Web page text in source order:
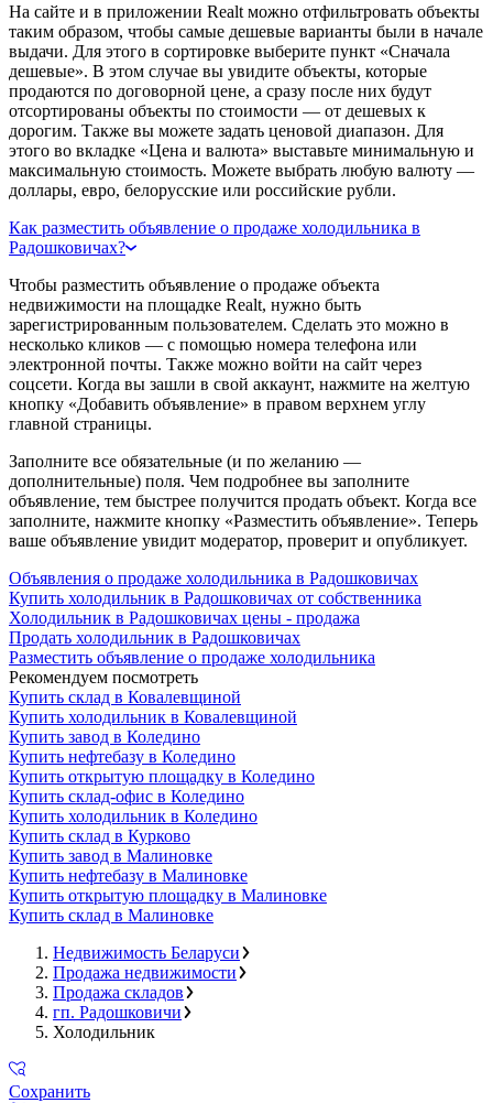
На сайте и в приложении Realt можно отфильтровать объекты
таким образом, чтобы самые дешевые варианты были в начале
выдачи. Для этого в сортировке выберите пункт «Сначала
дешевые». В этом случае вы увидите объекты, которые
продаются по договорной цене, а сразу после них будут
отсортированы объекты по стоимости — от дешевых к
дорогим. Также вы можете задать ценовой диапазон. Для
этого во вкладке «Цена и валюта» выставьте минимальную и
максимальную стоимость. Можете выбрать любую валюту —
доллары, евро, белорусские или российские рубли.
Как разместить объявление о продаже холодильника в
Радошковичах?
Чтобы разместить объявление о продаже объекта
недвижимости на площадке Realt, нужно быть
зарегистрированным пользователем. Сделать это можно в
несколько кликов — с помощью номера телефона или
электронной почты. Также можно войти на сайт через
соцсети. Когда вы зашли в свой аккаунт, нажмите на желтую
кнопку «Добавить объявление» в правом верхнем углу
главной страницы.
Заполните все обязательные (и по желанию —
дополнительные) поля. Чем подробнее вы заполните
объявление, тем быстрее получится продать объект. Когда все
заполните, нажмите кнопку «Разместить объявление». Теперь
ваше объявление увидит модератор, проверит и опубликует.
Объявления о продаже холодильника в Радошковичах
Купить холодильник в Радошковичах от собственника
Холодильник в Радошковичах цены - продажа
Продать холодильник в Радошковичах
Разместить объявление о продаже холодильника
Рекомендуем посмотреть
Купить склад в Ковалевщиной
Купить холодильник в Ковалевщиной
Купить завод в Коледино
Купить нефтебазу в Коледино
Купить открытую площадку в Коледино
Купить склад-офис в Коледино
Купить холодильник в Коледино
Купить склад в Курково
Купить завод в Малиновке
Купить нефтебазу в Малиновке
Купить открытую площадку в Малиновке
Купить склад в Малиновке
Недвижимость Беларуси
Продажа недвижимости
Продажа складов
гп. Радошковичи
Холодильник
Сохранить